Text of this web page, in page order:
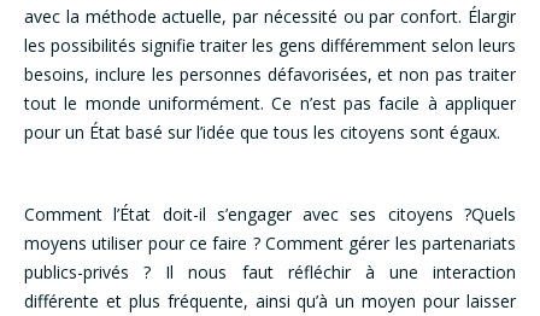
avec la méthode actuelle, par nécessité ou par confort. Élargir
les possibilités signifie traiter les gens différemment selon leurs
besoins, inclure les personnes défavorisées, et non pas traiter
tout le monde uniformément. Ce n’est pas facile à appliquer
pour un État basé sur l’idée que tous les citoyens sont égaux.
Comment l’État doit-il s’engager avec ses citoyens ?Quels
moyens utiliser pour ce faire ? Comment gérer les partenariats
publics-privés ? Il nous faut réfléchir à une interaction
différente et plus fréquente, ainsi qu’à un moyen pour laisser